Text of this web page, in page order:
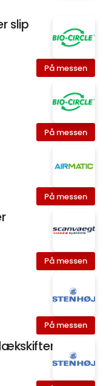
slip
På messen
På messen
På messen
På messen
På messen